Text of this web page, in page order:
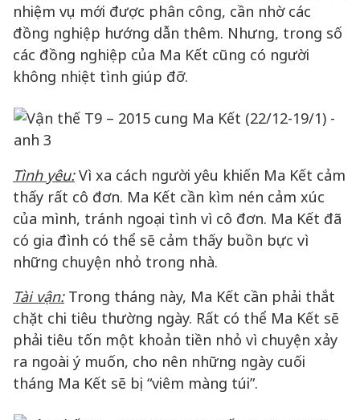
nhiệm vụ mới được phân công, cần nhờ các
đồng nghiệp hướng dẫn thêm. Nhưng, trong số
các đồng nghiệp của Ma Kết cũng có người
không nhiệt tình giúp đỡ.
Tình yêu:Vì xa cách người yêu khiến Ma Kết cảm
thấy rất cô đơn. Ma Kết cần kìm nén cảm xúc
của mình, tránh ngoại tình vì cô đơn. Ma Kết đã
có gia đình có thể sẽ cảm thấy buồn bực vì
những chuyện nhỏ trong nhà.
Tài vận:Trong tháng này, Ma Kết cần phải thắt
chặt chi tiêu thường ngày. Rất có thể Ma Kết sẽ
phải tiêu tốn một khoản tiền nhỏ vì chuyện xảy
ra ngoài ý muốn, cho nên những ngày cuối
tháng Ma Kết sẽ bị “viêm màng túi”.